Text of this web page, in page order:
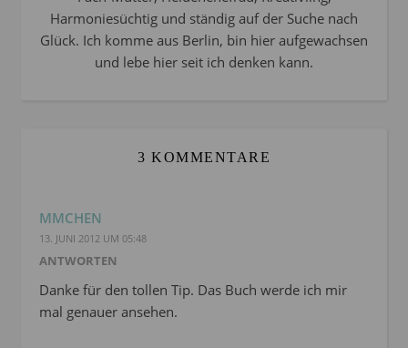
Harmoniesüchtig und ständig auf der Suche nach
Glück. Ich komme aus Berlin, bin hier aufgewachsen
und lebe hier seit ich denken kann.
3 KOMMENTARE
MMCHEN
13. JUNI 2012 UM 05:48
ANTWORTEN
Danke für den tollen Tip. Das Buch werde ich mir
mal genauer ansehen.